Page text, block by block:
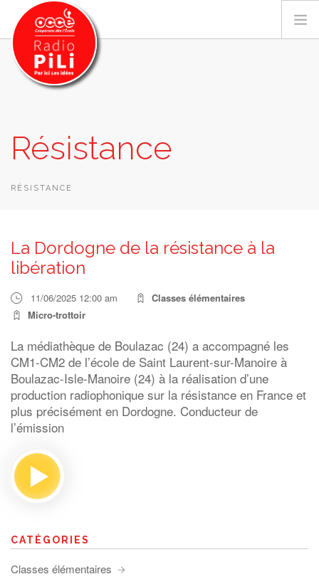
GRILLE DES PROGRAMMES
EMISSIONS / PODCASTS
SUR LE TERRITOIRE
RECHERCHER
Résistance
RÉSISTANCE
La Dordogne de la résistance à la
libération
11/06/2025 12:00 am
Classes élémentaires
Micro-trottoir
La médiathèque de Boulazac (24) a accompagné les
CM1-CM2 de l’école de Saint Laurent-sur-Manoire à
Boulazac-Isle-Manoire (24) à la réalisation d’une
production radiophonique sur la résistance en France et
plus précisément en Dordogne. Conducteur de
l’émission
CATÉGORIES
Classes élémentaires